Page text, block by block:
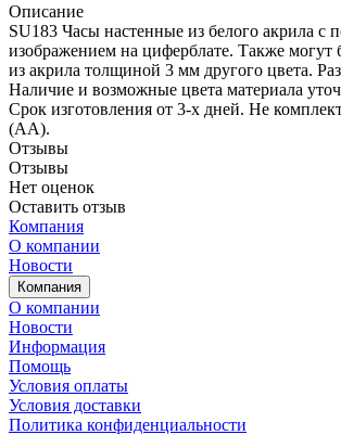
Описание
SU183 Часы настенные из белого акрила с
изображением на циферблате. Также могут
из акрила толщиной 3 мм другого цвета.
Наличие и возможные цвета материала
Срок изготовления от 3-х дней. Не
(АА).
Отзывы
Отзывы
Нет оценок
Оставить отзыв
Компания
О компании
Новости
Компания
О компании
Новости
Информация
Помощь
Условия оплаты
Условия доставки
Политика конфиденциальности